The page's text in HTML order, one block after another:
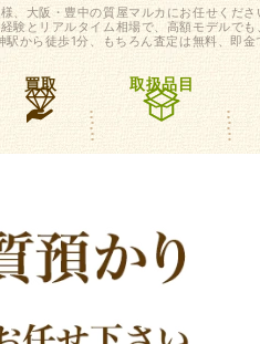
、大阪・豊中の質屋マルカにお任せくださ
験とリアルタイム相場で、高額モデルで
から徒歩1分、もちろん査定は無料、即金
買取 取扱品目